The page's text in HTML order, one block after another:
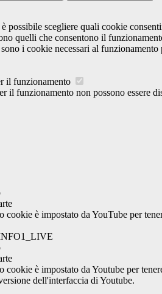
possibile scegliere quali cookie
quelli che consentono il
i cookie necessari al funzionamento
il funzionamento
il funzionamento non possono essere
cookie è impostato da YouTube per
cookie è impostato da Youtube per
dell'interfaccia di Youtube.